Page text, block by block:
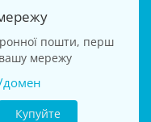
пошти, перш
мережу
домен
Купуйте